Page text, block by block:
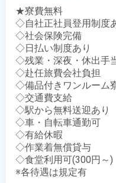
★寮費無料
◇自社正社員登用制度
◇社会保険完備
◇日払い制度あり
◇残業・深夜・休出手
◇赴任旅費会社負担
◇備品付きワンルーム
◇交通費支給
◇駅から無料送迎あり
◇車・自転車通勤可
◇有給休暇
◇作業着無償貸与
◇食堂利用可(300円～)
※各待遇は規定有